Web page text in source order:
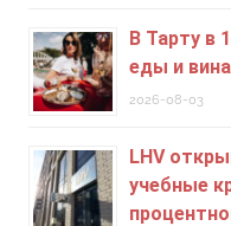
В Тарту в
еды и вина
2026-08-03
LHV
учебные